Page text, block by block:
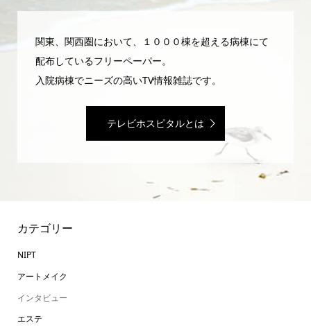
関東、関西圏において、１０００棟を超える病棟にて
配布しているフリーペーパー。
入院病棟でニーズの高いTV情報雑誌です。
テレビホスピタルとは
カテゴリー
NIPT
アートメイク
インタビュー
エステ